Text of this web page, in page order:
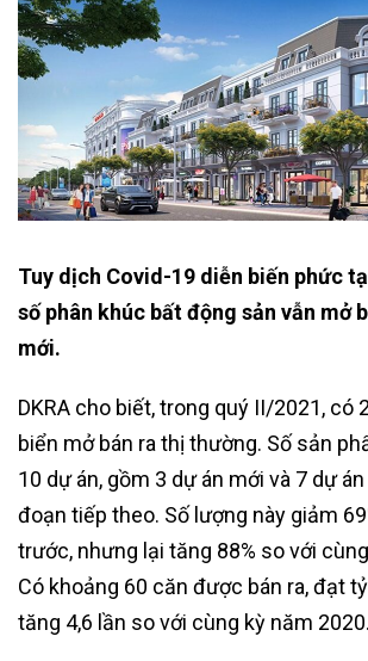
Tuy dịch Covid-19 diễn biến phức
số phân khúc bất động sản vẫn mở
mới.
DKRA cho biết, trong quý II/2021, có
biển mở bán ra thị thường. Số sản
10 dự án, gồm 3 dự án mới và 7 dự
đoạn tiếp theo. Số lượng này giảm
trước, nhưng lại tăng 88% so với
Có khoảng 60 căn được bán ra, đạt
tăng 4,6 lần so với cùng kỳ năm 2020.